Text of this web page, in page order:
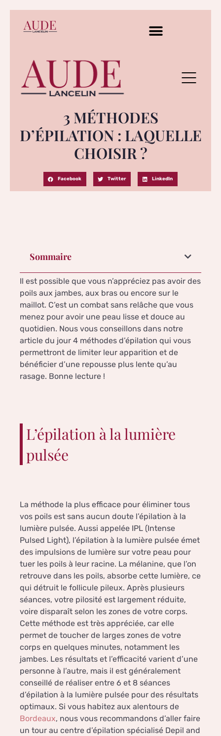
3 MÉTHODES
D’ÉPILATION : LAQUELLE
CHOISIR ?
Facebook Twitter LinkedIn
Sommaire
Il est possible que vous n’appréciez pas avoir des
poils aux jambes, aux bras ou encore sur le
maillot. C’est un combat sans relâche que vous
menez pour avoir une peau lisse et douce au
quotidien. Nous vous conseillons dans notre
article du jour 4 méthodes d’épilation qui vous
permettront de limiter leur apparition et de
bénéficier d’une repousse plus lente qu’au
rasage. Bonne lecture !
L’épilation à la lumière
pulsée
La méthode la plus efficace pour éliminer tous
vos poils est sans aucun doute l’épilation à la
lumière pulsée. Aussi appelée IPL (Intense
Pulsed Light), l’épilation à la lumière pulsée émet
des impulsions de lumière sur votre peau pour
tuer les poils à leur racine. La mélanine, que l’on
retrouve dans les poils, absorbe cette lumière, ce
qui détruit le follicule pileux. Après plusieurs
séances, votre pilosité est largement réduite,
voire disparaît selon les zones de votre corps.
Cette méthode est très appréciée, car elle
permet de toucher de larges zones de votre
corps en quelques minutes, notamment les
jambes. Les résultats et l’efficacité varient d’une
personne à l’autre, mais il est généralement
conseillé de réaliser entre 6 et 8 séances
d’épilation à la lumière pulsée pour des résultats
optimaux. Si vous habitez aux alentours de
Bordeaux, nous vous recommandons d’aller faire
un tour au centre d’épilation spécialisé Depil and